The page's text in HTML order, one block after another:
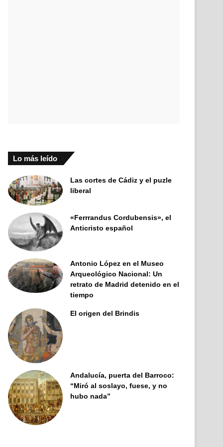
Lo más leído
Las cortes de Cádiz y el puzle
liberal
«Ferrrandus Cordubensis», el
Anticristo español
Antonio López en el Museo
Arqueológico Nacional: Un
retrato de Madrid detenido en el
tiempo
El origen del Brindis
Andalucía, puerta del Barroco:
“Miró al soslayo, fuese, y no
hubo nada”